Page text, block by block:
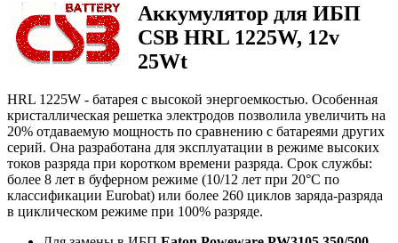
Аккумулятор для ИБП
CSB HRL 1225W, 12v
25Wt
HRL 1225W - батарея с высокой энергоемкостью. Особенная
кристаллическая решетка электродов позволила увеличить на
20% отдаваемую мощность по сравнению с батареями других
серий. Она разработана для эксплуатации в режиме высоких
токов разряда при коротком времени разряда. Срок службы:
более 8 лет в буферном режиме (10/12 лет при 20°С по
классификации Eurobat) или более 260 циклов заряда-разряда
в циклическом режиме при 100% разряде.